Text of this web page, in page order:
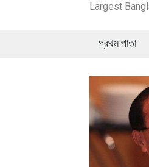
Largest
প্রথম পাতা